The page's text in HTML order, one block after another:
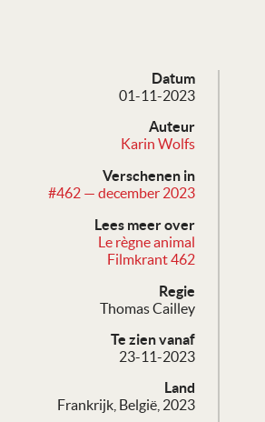
Datum
01-11-2023
Auteur
Karin Wolfs
Verschenen in
#462 — december 2023
Lees meer over
Le règne animal
Filmkrant 462
Regie
Thomas Cailley
Te zien vanaf
23-11-2023
Land
Frankrijk, België, 2023